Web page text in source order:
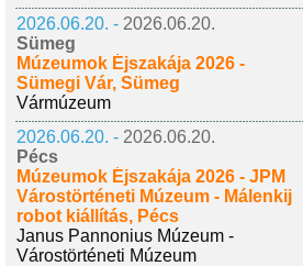
2026.06.20. - 2026.06.20.
Sümeg
Múzeumok Éjszakája 2026 -
Sümegi Vár, Sümeg
Vármúzeum
2026.06.20. - 2026.06.20.
Pécs
Múzeumok Éjszakája 2026 - JPM
Várostörténeti Múzeum - Málenkij
robot kiállítás, Pécs
Janus Pannonius Múzeum -
Várostörténeti Múzeum